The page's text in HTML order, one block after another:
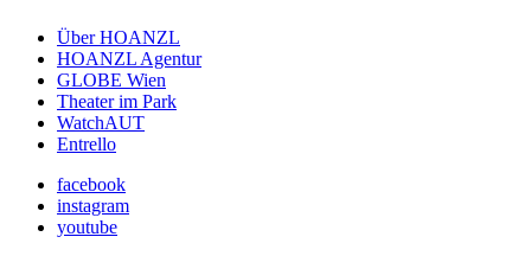
Über HOANZL
HOANZL Agentur
GLOBE Wien
Theater im Park
WatchAUT
Entrello
facebook
instagram
youtube